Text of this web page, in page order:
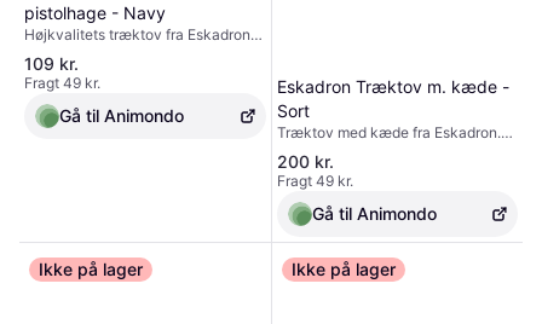
pistolhage - Navy
Højkvalitets træktov fra Eskadron-
Forniklet ppistolhage- Flettet og
rivesikkert polypropylengarn-
Længde: 2 m- Individuelt mærket
med navneskilt Materiale:100%
POLYPROPYLEN
109 kr.
Fragt 49 kr.
Gå til Animondo
Eskadron Træktov m. kæde -
Sort
Træktov med kæde fra Eskadron.
Dette træktov er praktisk, hvis du
har brug for en ekstra sikkerhed,
når du trækker din hest. Træktovet
er udformet med en 70 cm. lang
messingkæde i den ene ende og en
håndrem i den anden ende.
Rivesikkert polypropylengarn 70
cm messing kæde Karabinhage
200 kr.
Fragt 49 kr.
Gå til Animondo
Ikke på lager Ikke på lager